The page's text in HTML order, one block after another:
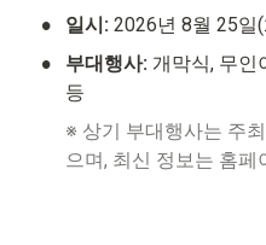
• 일시: 2026년 8월 25일
• 부대행사: 개막식, 무인
등
※ 상기 부대행사는 주
으며, 최신 정보는 홈페